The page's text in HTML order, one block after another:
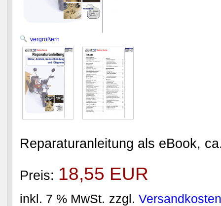
vergrößern
Reparaturanleitung als eBook,
Preis: 18,55 EUR
inkl. 7 % MwSt. zzgl. Versandkosten